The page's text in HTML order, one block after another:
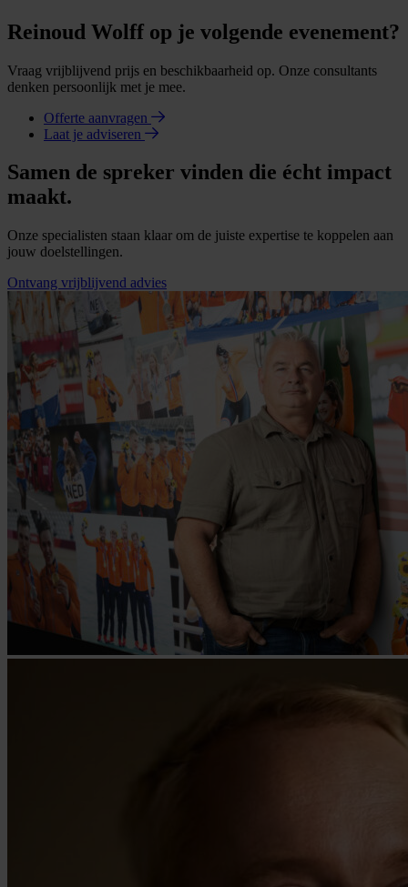
Reinoud Wolff op je volgende evenement?
Vraag vrijblijvend prijs en beschikbaarheid op. Onze consultants
denken persoonlijk met je mee.
Offerte aanvragen
Laat je adviseren
Samen de spreker vinden die écht impact
maakt.
Onze specialisten staan klaar om de juiste expertise te koppelen aan
jouw doelstellingen.
Ontvang vrijblijvend advies